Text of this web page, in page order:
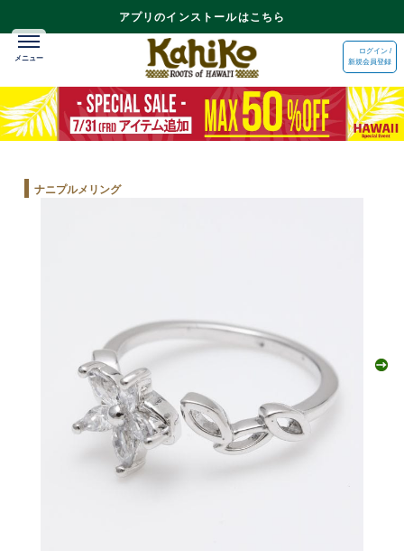
アプリのインストールはこちら
ログイン /
新規会員登録
ナニプルメリング